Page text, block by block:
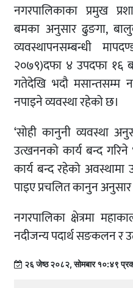
नगरपालिकाका प्रमुख
बमका अनुसार ढुङगा,
व्यवस्थापनसम्बन्धी
२०७९)दफा ४ उपदफा १६
गतेदेखि भदौ मसान्तसम्म
नपाइने व्यवस्था रहेको छ।
‘सोही कानुनी व्यवस्था
उत्खननको कार्य बन्द
कार्य बन्द रहेको
पाइए प्रचलित कानुन
नगरपालिका क्षेत्रमा
नदीजन्य पदार्थ सङकलन र
२६ जेष्ठ २०८२, सोमबार १०:४९